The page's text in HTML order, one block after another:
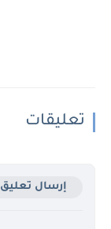
تعليقات
إرسال تعليق